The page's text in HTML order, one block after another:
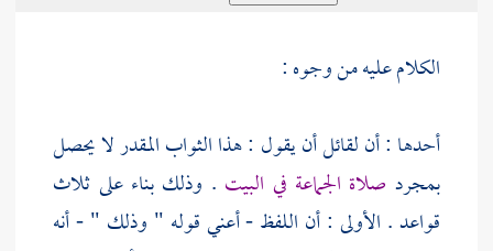
الكلام عليه من وجوه :
أحدها : أن لقائل أن يقول : هذا الثواب المقدر لا يحصل
بمجرد صلاة الجماعة في البيت . وذلك بناء على ثلاث
قواعد . الأولى : أن اللفظ - أعني قوله " وذلك " - أنه